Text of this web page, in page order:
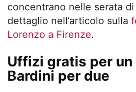
concentrano nelle serata
dettaglio nell’articolo sulla
Lorenzo a Firenze.
Uffizi gratis per un
Bardini per due